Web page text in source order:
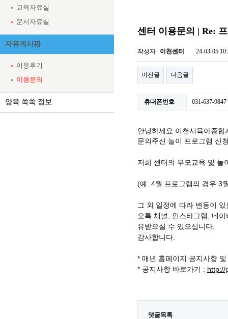
교육자료실
문서자료실
자유게시판
이용후기
이용문의
양육 쑥쑥 정보
센터 이용문의 | Re:
작성자 이천센터 24-03-05
이전글 다음글
휴대폰번호 031-637-9847
안녕하세요 이천시육아종합
문의주신 놀이 프로그램 신
저희 센터의 부모교육 및
(예: 4월 프로그램의 경우 3
그 외 일정에 따라 변동이
오톡 채널, 인스타그램, 네
유받으실 수 있으십니다.
감사합니다.
* 매년 홈페이지 공지사항
* 공지사항 바로가기 : http://
댓글목록